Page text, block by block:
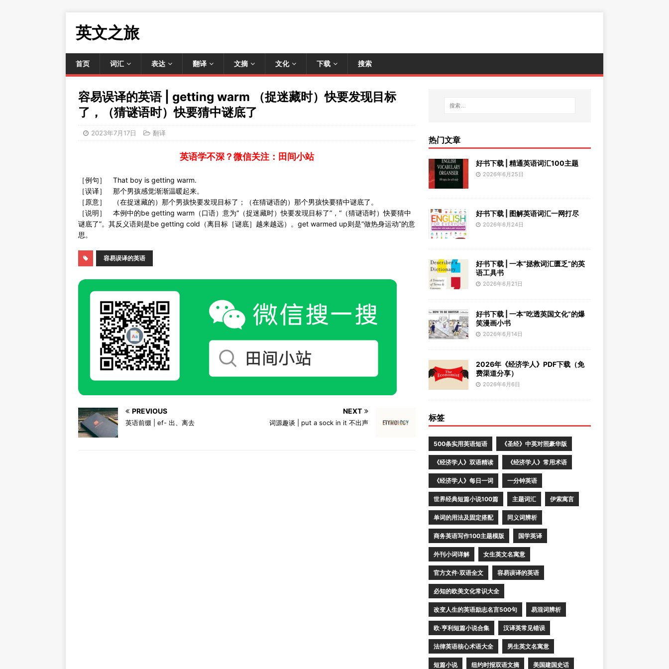
英文之旅
首页 词汇 表达 翻译 文摘 文化 下载 搜索
容易误译的英语 | getting warm （捉迷藏时）快要发现目标
了，（猜谜语时）快要猜中谜底了
2023年7月17日 翻译
英语学不深？微信关注：田间小站
［例句］ That boy is getting warm.
［误译］ 那个男孩感觉渐渐温暖起来。
［原意］ （在捉迷藏的）那个男孩快要发现目标了；（在猜谜语的）那个男孩快要猜中谜底了。
［说明］ 本例中的be getting warm（口语）意为“（捉迷藏时）快要发现目标了”，“（猜谜语时）快要猜中
谜底了”。其反义语则是be getting cold（离目标［谜底］越来越远）。get warmed up则是“做热身运动”的意
思。
容易误译的英语
PREVIOUS
英语前缀 | ef- 出、离去
NEXT
词源趣谈 | put a sock in it 不出声
热门文章
好书下载 | 精通英语词汇100主题
2026年6月25日
好书下载 | 图解英语词汇一网打尽
2026年6月24日
好书下载 | 一本“拯救词汇匮乏”的英
语工具书
2026年6月21日
好书下载 | 一本“吃透英国文化”的爆
笑漫画小书
2026年6月14日
2026年《经济学人》PDF下载（免
费渠道分享）
2026年6月6日
标签
500条实用英语短语 《圣经》中英对照豪华版
《经济学人》双语精读 《经济学人》常用术语
《经济学人》每日一词 一分钟英语
世界经典短篇小说100篇 主题词汇 伊索寓言
单词的用法及固定搭配 同义词辨析
商务英语写作100主题模版 国学英译
外刊小词详解 女生英文名寓意
官方文件·双语全文 容易误译的英语
必知的欧美文化常识大全
改变人生的英语励志名言500句 易混词辨析
欧·亨利短篇小说合集 汉译英常见错误
法律英语核心术语大全 男生英文名寓意
短篇小说 纽约时报双语文摘 美国建国史话